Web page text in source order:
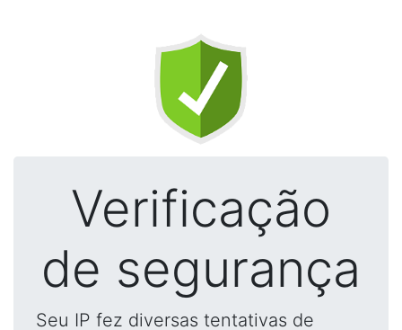
Verificação
de segurança
Seu IP fez diversas tentativas de